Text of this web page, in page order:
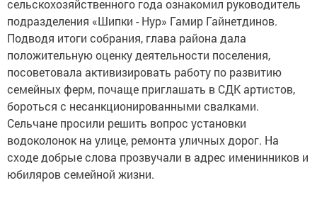
сельскохозяйственного года ознакомил руководитель
подразделения «Шипки - Нур» Гамир Гайнетдинов.
Подводя итоги собрания, глава района дала
положительную оценку деятельности поселения,
посоветовала активизировать работу по развитию
семейных ферм, почаще приглашать в СДК артистов,
бороться с несанкционированными свалками.
Сельчане просили решить вопрос установки
водоколонок на улице, ремонта уличных дорог. На
сходе добрые слова прозвучали в адрес именинников и
юбиляров семейной жизни.